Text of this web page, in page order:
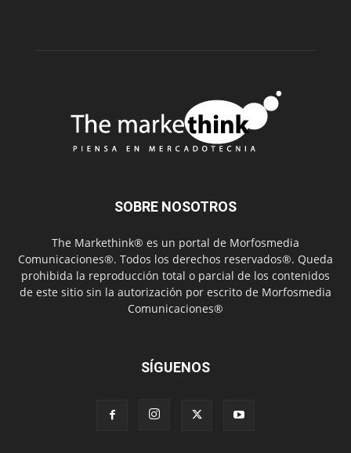
SOBRE NOSOTROS
The Markethink® es un portal de Morfosmedia
Comunicaciones®. Todos los derechos reservados®. Queda
prohibida la reproducción total o parcial de los contenidos
de este sitio sin la autorización por escrito de Morfosmedia
Comunicaciones®
SÍGUENOS